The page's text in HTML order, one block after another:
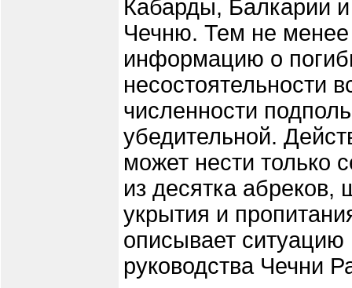
Кабарды, Балкарии
Чечню. Тем не менее
информацию о
несостоятельности
численности
убедительной.
может нести только
из десятка
укрытия и
описывает ситуацию
руководства Чечни